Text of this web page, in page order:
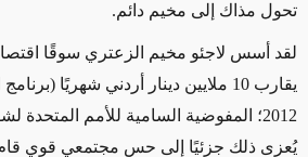
تحول مذاك إلى مخيم دائم.
لقد أسس لاجئو مخيم الزعتري سوقًا
يقارب 10 ملايين دينار أردني شهريًا
يُعزى ذلك جزئيًا إلى حس مجتمعي قوي قام